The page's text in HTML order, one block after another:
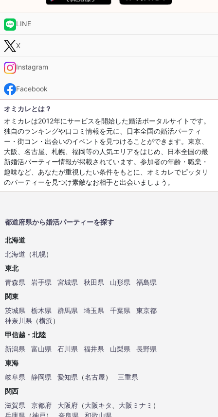
LINE
X
Instagram
Facebook
オミカレとは？
オミカレは2012年にサービスを開始した婚活ポータルサイトです。
独自のランキングや口コミ情報を元に、日本全国の婚活パーティ
ー・街コン・出会いのイベントを見つけることができます。東京、
大阪、名古屋、札幌、福岡等の人気エリアをはじめ、日本全国の最
新婚活パーティー情報が掲載されています。参加者の年齢・職業・
趣味など、あなたが重視したい条件をもとに、オミカレでピッタリ
のパーティーを見つけ素敵なお相手と出会いましょう。
都道府県から婚活パーティーを探す
北海道
北海道 （札幌）
東北
青森県
岩手県 宮城県 秋田県 山形県
福島県
関東
茨城県
栃木県 群馬県 埼玉県 千葉県
東京都
神奈川県 （横浜）
甲信越・北陸
新潟県
富山県 石川県 福井県 山梨県
長野県
東海
岐阜県
静岡県 愛知県 （名古屋）
三重県
関西
滋賀県
京都府 大阪府 （大阪キタ 大阪ミナミ ）